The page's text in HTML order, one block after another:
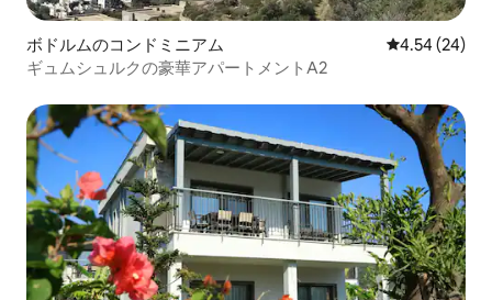
ボドルムのコンドミニアム レビュー24
4.54 (24)
ギュムシュルクの豪華アパートメントA2